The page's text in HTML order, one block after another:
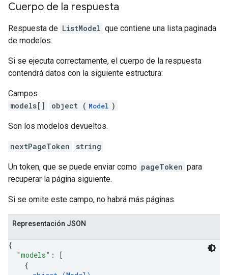
Cuerpo de la respuesta
Respuesta de ListModel que contiene una lista paginada
de modelos.
Si se ejecuta correctamente, el cuerpo de la respuesta
contendrá datos con la siguiente estructura:
Campos
models[]
object ( Model )
Son los modelos devueltos.
nextPageToken string
Un token, que se puede enviar como pageToken para
recuperar la página siguiente.
Si se omite este campo, no habrá más páginas.
Representación JSON
{
"models" :
[
{